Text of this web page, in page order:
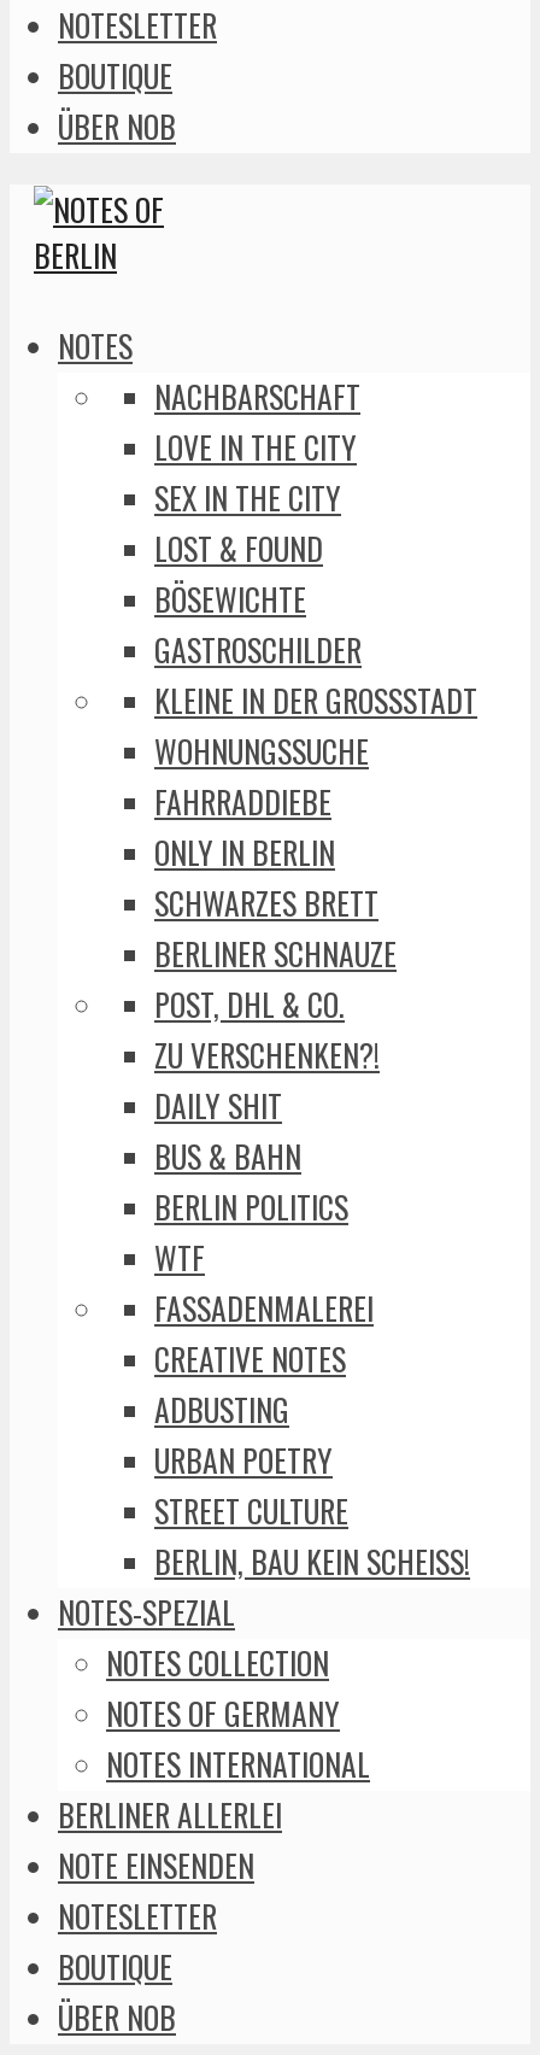
NOTESLETTER
BOUTIQUE
ÜBER NOB
NOTES
NACHBARSCHAFT
LOVE IN THE CITY
SEX IN THE CITY
LOST & FOUND
BÖSEWICHTE
GASTROSCHILDER
KLEINE IN DER GROSSSTADT
WOHNUNGSSUCHE
FAHRRADDIEBE
ONLY IN BERLIN
SCHWARZES BRETT
BERLINER SCHNAUZE
POST, DHL & CO.
ZU VERSCHENKEN?!
DAILY SHIT
BUS & BAHN
BERLIN POLITICS
WTF
FASSADENMALEREI
CREATIVE NOTES
ADBUSTING
URBAN POETRY
STREET CULTURE
BERLIN, BAU KEIN SCHEISS!
NOTES-SPEZIAL
NOTES COLLECTION
NOTES OF GERMANY
NOTES INTERNATIONAL
BERLINER ALLERLEI
NOTE EINSENDEN
NOTESLETTER
BOUTIQUE
ÜBER NOB